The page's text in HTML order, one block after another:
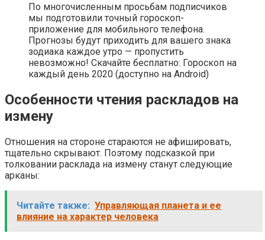
По многочисленным просьбам подписчиков
мы подготовили точный гороскоп-
приложение для мобильного телефона.
Прогнозы будут приходить для вашего знака
зодиака каждое утро — пропустить
невозможно! Скачайте бесплатно: Гороскоп на
каждый день 2020 (доступно на Android)
Особенности чтения раскладов на
измену
Отношения на стороне стараются не афишировать,
тщательно скрывают. Поэтому подсказкой при
толковании расклада на измену станут следующие
арканы:
Читайте также: Управляющая планета и ее
влияние на характер человека